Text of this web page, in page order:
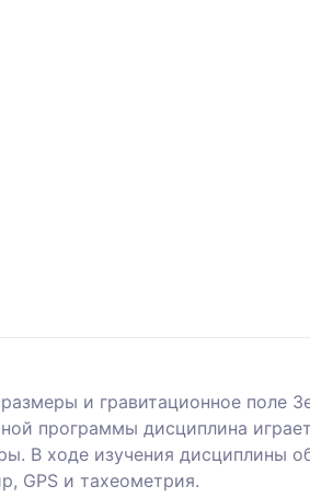
и гравитационное поле
программы дисциплина
В ходе изучения дисциплины
GPS и тахеометрия.